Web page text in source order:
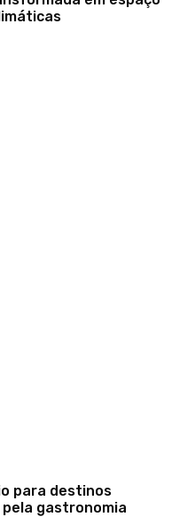
para destinos
gastronomia